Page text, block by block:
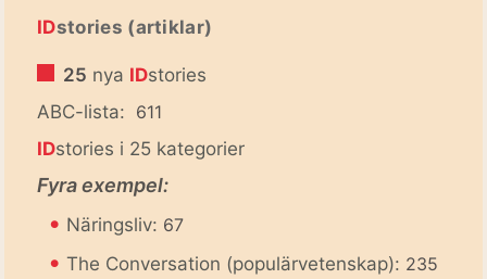
IDstories (artiklar)
25 nya IDstories
ABC-lista: 611
IDstories i 25 kategorier
Fyra exempel:
• Näringsliv: 67
• The Conversation (populärvetenskap): 235